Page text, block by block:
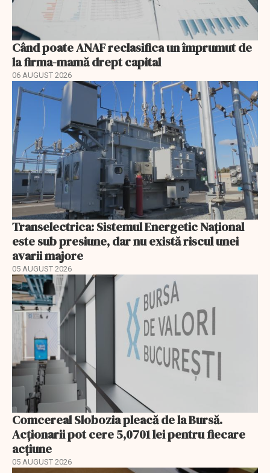
Când poate ANAF reclasifica un împrumut de
la firma-mamă drept capital
06 AUGUST 2026
Transelectrica: Sistemul Energetic Național
este sub presiune, dar nu există riscul unei
avarii majore
05 AUGUST 2026
Comcereal Slobozia pleacă de la Bursă.
Acționarii pot cere 5,0701 lei pentru fiecare
acțiune
05 AUGUST 2026